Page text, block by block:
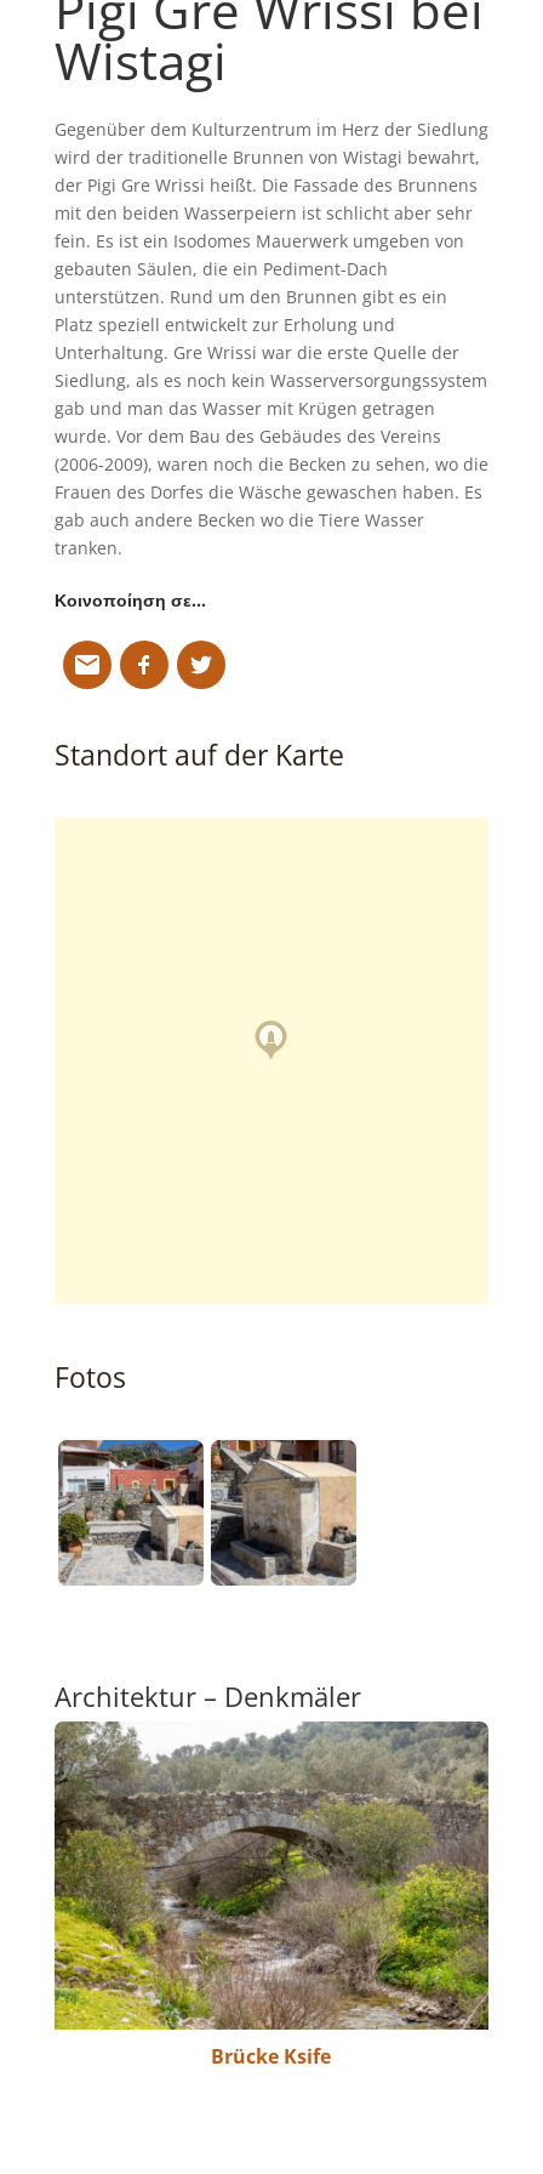
Wistagi
Gegenüber dem Kulturzentrum im Herz der Siedlung
wird der traditionelle Brunnen von Wistagi bewahrt,
der Pigi Gre Wrissi heißt. Die Fassade des Brunnens
mit den beiden Wasserpeiern ist schlicht aber sehr
fein. Es ist ein Isodomes Mauerwerk umgeben von
gebauten Säulen, die ein Pediment-Dach
unterstützen. Rund um den Brunnen gibt es ein
Platz speziell entwickelt zur Erholung und
Unterhaltung. Gre Wrissi war die erste Quelle der
Siedlung, als es noch kein Wasserversorgungssystem
gab und man das Wasser mit Krügen getragen
wurde. Vor dem Bau des Gebäudes des Vereins
(2006-2009), waren noch die Becken zu sehen, wo die
Frauen des Dorfes die Wäsche gewaschen haben. Es
gab auch andere Becken wo die Tiere Wasser
tranken.
Κοινοποίηση σε…
Standort auf der Karte
Fotos
Architektur – Denkmäler
Brücke Ksife